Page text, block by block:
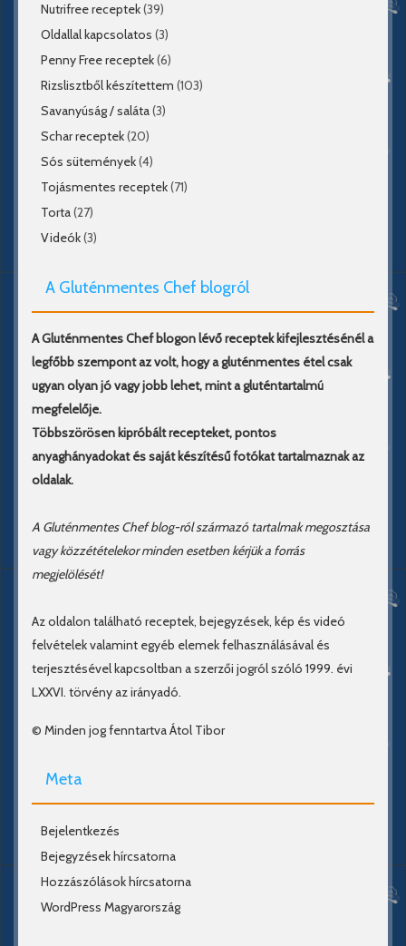
Nutrifree receptek(39)
Oldallal kapcsolatos (3)
Penny Free receptek(6)
Rizslisztből készítettem (103)
Savanyúság / saláta(3)
Schar receptek(20)
Sós sütemények(4)
Tojásmentes receptek(71)
Torta(27)
Videók(3)
A Gluténmentes Chef blogról
A Gluténmentes Chef blogon lévő receptek kifejlesztésénél a
legfőbb szempont az volt, hogy a gluténmentes étel csak
ugyan olyan jó vagy jobb lehet, mint a gluténtartalmú
megfelelője.
Többszörösen kipróbált recepteket, pontos
anyaghányadokat és saját készítésű fotókat tartalmaznak az
oldalak.
A Gluténmentes Chef blog-ról származó tartalmak megosztása
vagy közzétételekor minden esetben kérjük a forrás
megjelölését!
Az oldalon található receptek, bejegyzések, kép és videó
felvételek valamint egyéb elemek felhasználásával és
terjesztésével kapcsoltban a szerzői jogról szóló 1999. évi
LXXVI. törvény az irányadó.
© Minden jog fenntartva Átol Tibor
Meta
Bejelentkezés
Bejegyzések hírcsatorna
Hozzászólások hírcsatorna
WordPress Magyarország